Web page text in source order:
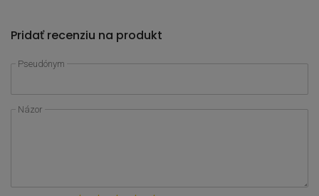
Pridať recenziu na produkt
Pseudónym
Názor